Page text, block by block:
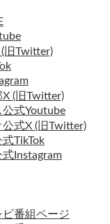
旧Twitter)
(旧Twitter)
式Youtube
公式X (旧Twitter)
TikTok
Instagram
番組ページ